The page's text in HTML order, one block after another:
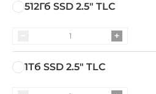
512Гб SSD 2.5" TLC
1Тб SSD 2.5" TLC